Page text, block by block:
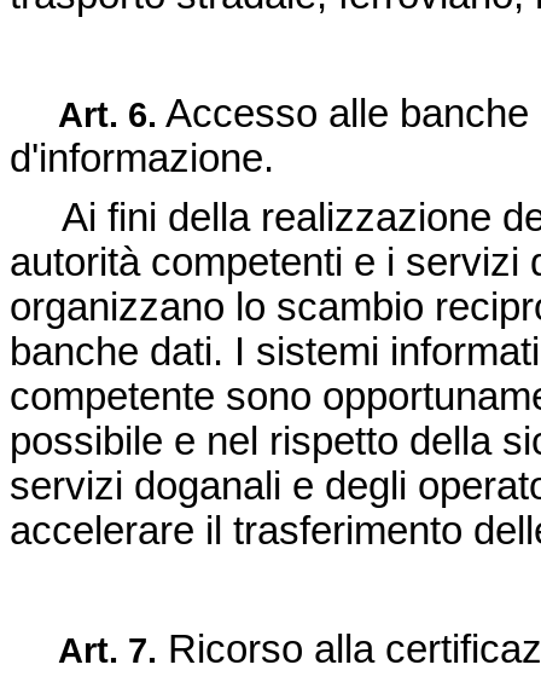
Art. 6. Accesso alle
d'informazione.
Ai fini della realizzazione
autorità competenti e i servizi
organizzano lo scambio
banche dati. I sistemi
competente sono
possibile e nel rispetto della
servizi doganali e degli
accelerare il trasferimento
Art. 7. Ricorso alla